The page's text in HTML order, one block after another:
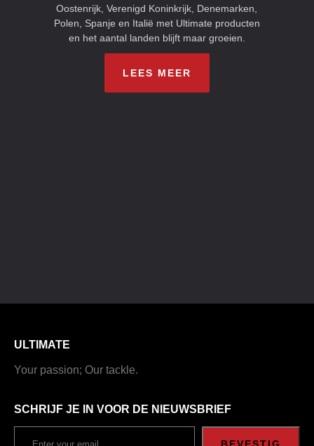
Oostenrijk, Verenigd Koninkrijk, Denemarken,
Polen, Spanje en Italië met Ultimate producten
en het aantal landen blijft maar groeien.
LEES MEER
ULTIMATE
Your passion; Our tackle.
SCHRIJF JE IN VOOR DE NIEUWSBRIEF